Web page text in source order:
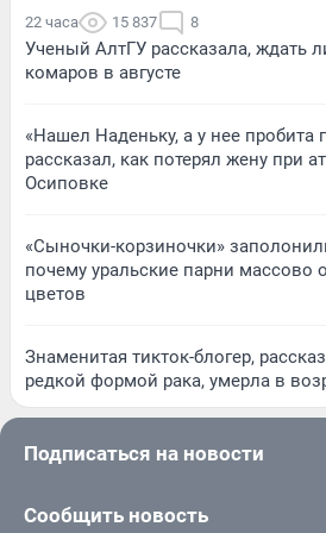
22 часа 15 837 8
Ученый АлтГУ рассказала, ждать
комаров в августе
«Нашел Наденьку, а у нее пробита
рассказал, как потерял жену при
Осиповке
«Сыночки-корзиночки»
почему уральские парни массово
цветов
Знаменитая тикток-блогер,
редкой формой рака, умерла в
Подписаться на новости
Сообщить новость